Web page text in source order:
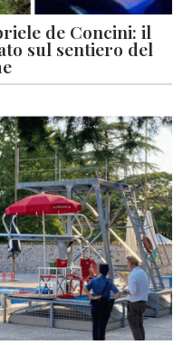
de Concini: il
sul sentiero del